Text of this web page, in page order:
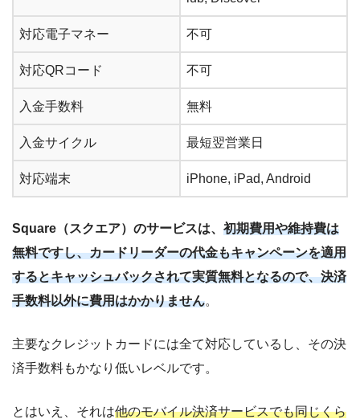
対応電子マネー 不可
対応QRコード 不可
入金手数料 無料
入金サイクル 最短翌営業日
対応端末 iPhone, iPad, Android
Square（スクエア）のサービスは、 初期費用や維持費は
無料ですし、カードリーダーの代金もキャンペーンを適用
するとキャッシュバックされて実質無料となるので、決済
手数料以外に費用はかかりません。
主要なクレジットカードには全て対応しているし、その決
済手数料もかなり低いレベルです。
とはいえ、それは他のモバイル決済サービスでも同じくら